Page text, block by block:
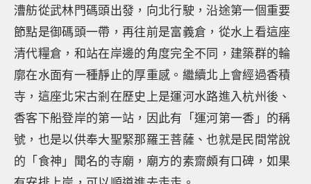
漕舫從武林門碼頭出發，向北行駛，沿途第一個重要
節點是御碼頭一帶，再往前是富義倉，從水上看這座
清代糧倉，和站在岸邊的角度完全不同，建築群的輪
廓在水面有一種靜止的厚重感。繼續北上會經過香積
寺，這座北宋古剎在歷史上是運河水路進入杭州後、
香客下船登岸的第一站，因此有「運河第一香」的稱
號，也是以供奉大聖緊那羅王菩薩、也就是民間常說
的「食神」聞名的寺廟，廟方的素齋頗有口碑，如果